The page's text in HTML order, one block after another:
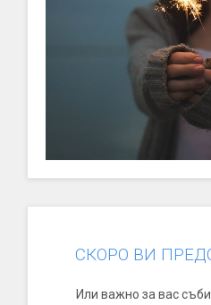
СКОРО ВИ
Или важно за вас